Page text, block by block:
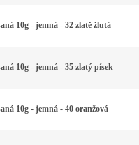
10g - jemná - 32 zlatě žlutá
10g - jemná - 35 zlatý písek
10g - jemná - 40 oranžová